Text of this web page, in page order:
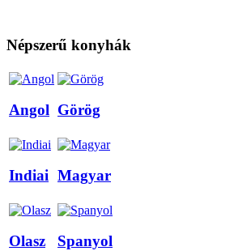
Népszerű konyhák
Angol Görög
Indiai Magyar
Olasz Spanyol